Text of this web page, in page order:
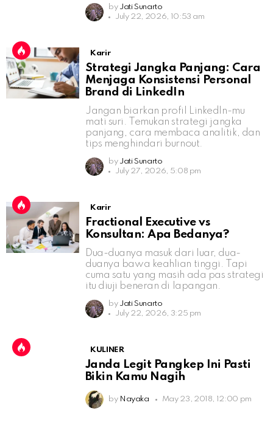
by Jati Sunarto
July 22, 2026, 10:53 am
Karir
Strategi Jangka Panjang: Cara
Menjaga Konsistensi Personal
Brand di LinkedIn
Jangan biarkan profil LinkedIn-mu
mati suri. Temukan strategi jangka
panjang, cara membaca analitik, dan
tips menghindari burnout.
by Jati Sunarto
July 27, 2026, 5:08 pm
Karir
Fractional Executive vs
Konsultan: Apa Bedanya?
Dua-duanya masuk dari luar, dua-
duanya bawa keahlian tinggi. Tapi
cuma satu yang masih ada pas strategi
itu diuji beneran di lapangan.
by Jati Sunarto
July 22, 2026, 3:25 pm
KULINER
Janda Legit Pangkep Ini Pasti
Bikin Kamu Nagih
by Nayaka May 23, 2018, 12:00 pm